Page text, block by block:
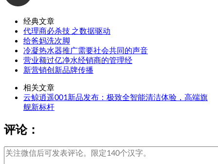
经典文章
代理商必杀技 之数据驱动
给爸妈洗次脚
冷凝热水器推广需要社会共同的声音
营业额过亿净水经销商的管理经
新营销创新品牌传播
相关文章
云鲸逍遥001新品发布：极致全智能清洁体验，高端旗
舰新标杆
评论：